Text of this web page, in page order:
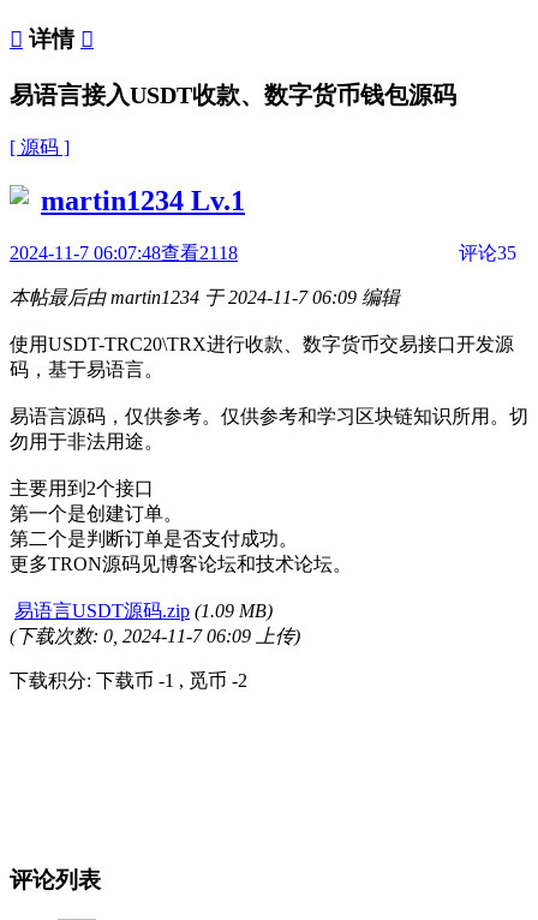
 详情 
易语言接入USDT收款、数字货币钱包源码
[ 源码 ]
martin1234 Lv.1
2024-11-7 06:07:48查看2118 评论35
本帖最后由 martin1234 于 2024-11-7 06:09 编辑
使用USDT-TRC20\TRX进行收款、数字货币交易接口开发源
码，基于易语言。
易语言源码，仅供参考。仅供参考和学习区块链知识所用。切
勿用于非法用途。
主要用到2个接口
第一个是创建订单。
第二个是判断订单是否支付成功。
更多TRON源码见博客论坛和技术论坛。
易语言USDT源码.zip (1.09 MB)
(下载次数: 0, 2024-11-7 06:09 上传)
下载积分: 下载币 -1 , 觅币 -2
评论列表